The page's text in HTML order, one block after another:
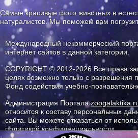
Самые красивые фото животных в
натуралистов. Мы поможем вам
Международный некоммерческий
интернет сайтов в данной категории.
COPYRIGHT © 2012-2026 Все права
целях возможно только с разрешения
Фонд содействия учебно-
Администрация Портала
относится к составу персональных
сайта. Вы можете отказаться от
политикой конфиденциальности.